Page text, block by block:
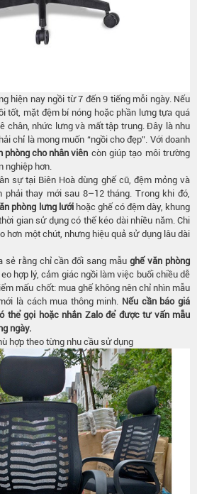
hiện nay ngồi từ 7 đến 9 tiếng mỗi ngày. Nếu
tốt, mặt đệm bí nóng hoặc phần lưng tựa quá
chân, nhức lưng và mất tập trung. Đây là nhu
chỉ là mong muốn “ngồi cho đẹp”. Với doanh
phòng cho nhân viên còn giúp tạo môi trường
nghiệp hơn.
sự tại Biên Hoà dùng ghế cũ, đệm mỏng và
phải thay mới sau 8–12 tháng. Trong khi đó,
phòng lưng lướihoặc ghế có đệm dày, khung
gian sử dụng có thể kéo dài nhiều năm. Chi
hơn một chút, nhưng hiệu quả sử dụng lâu dài
sẻ rằng chỉ cần đổi sang mẫughế văn phòng
hợp lý, cảm giác ngồi làm việc buổi chiều dễ
mấu chốt: mua ghế không nên chỉ nhìn mẫu
là cách mua thông minh. Nếu cần báo giá
thể gọi hoặc nhắn Zalo để được tư vấn mẫu
ngày.
hợp theo từng nhu cầu sử dụng